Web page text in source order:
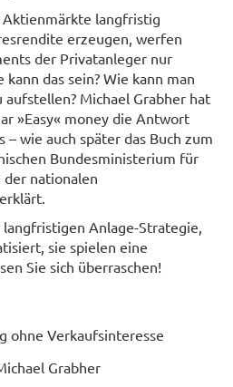
langfristig
erzeugen, werfen
der Privatanleger nur
das sein? Wie kann man
Michael Grabher hat
»Easy« money die Antwort
wie auch später das Buch zum
Bundesministerium für
der nationalen
Anlage-Strategie,
sie spielen eine
Sie sich überraschen!
ohne Verkaufsinteresse
Grabher